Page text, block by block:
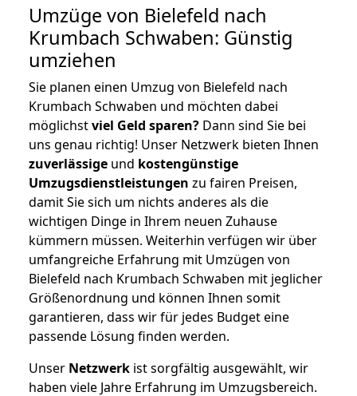
Umzüge von Bielefeld nach
Krumbach Schwaben: Günstig
umziehen
Sie planen einen Umzug von Bielefeld nach
Krumbach Schwaben und möchten dabei
möglichstviel Geld sparen? Dann sind Sie bei
uns genau richtig! Unser Netzwerk bieten Ihnen
zuverlässige und kostengünstige
Umzugsdienstleistungen zu fairen Preisen,
damit Sie sich um nichts anderes als die
wichtigen Dinge in Ihrem neuen Zuhause
kümmern müssen. Weiterhin verfügen wir über
umfangreiche Erfahrung mit Umzügen von
Bielefeld nach Krumbach Schwaben mit jeglicher
Größenordnung und können Ihnen somit
garantieren, dass wir für jedes Budget eine
passende Lösung finden werden.
Unser Netzwerk ist sorgfältig ausgewählt, wir
haben viele Jahre Erfahrung im Umzugsbereich.